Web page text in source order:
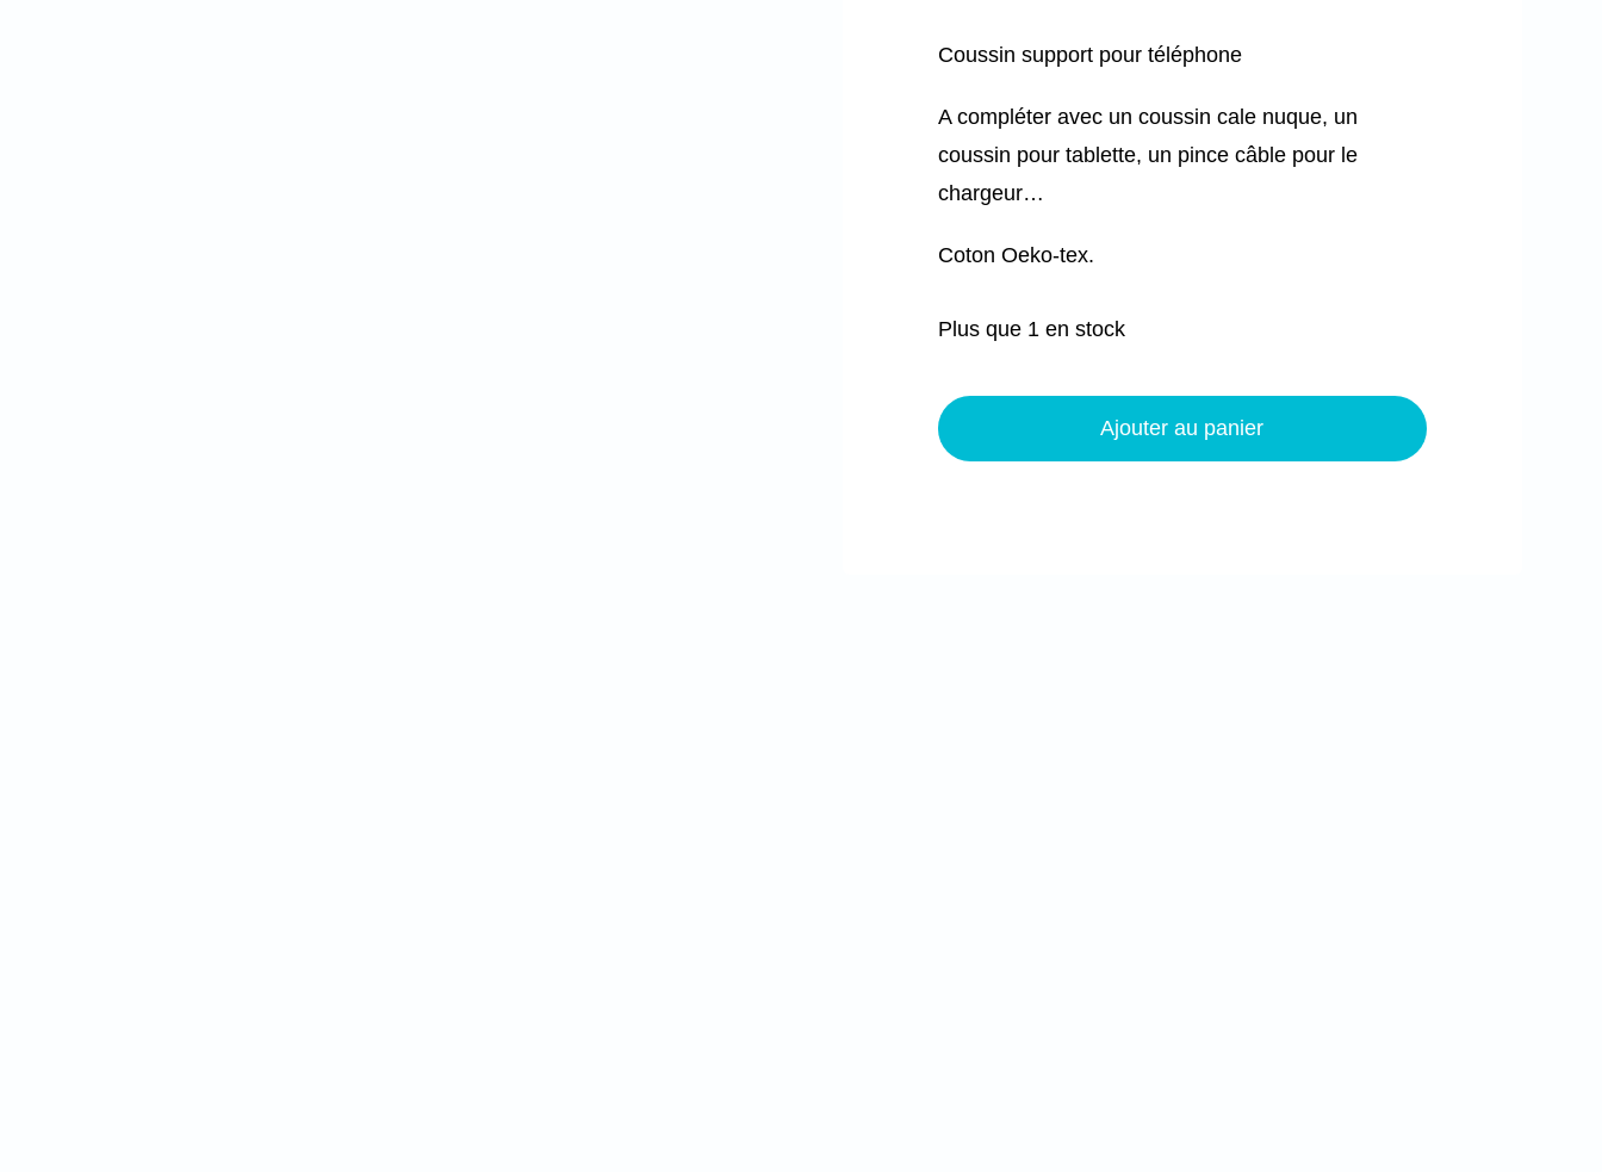
Coussin support pour téléphone
A compléter avec un coussin cale nuque, un
coussin pour tablette, un pince câble pour le
chargeur…
Coton Oeko-tex.
Plus que 1 en stock
de
Ajouter au panier